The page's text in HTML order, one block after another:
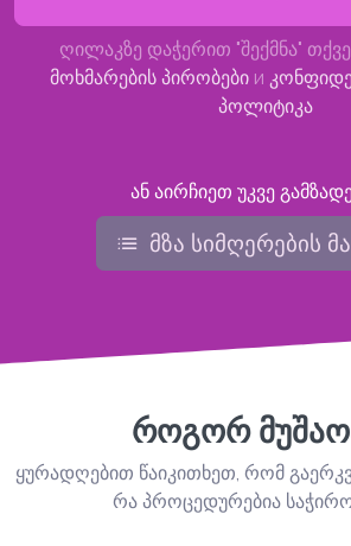
ღილაკზე დაჭერით "შექმნა"
მოხმარების პირობები и
პოლიტიკა
ან აირჩიეთ უკვე
მზა სიმღერების
როგორ
ყურადღებით წაიკითხეთ, რომ
რა პროცედურებია საჭირო